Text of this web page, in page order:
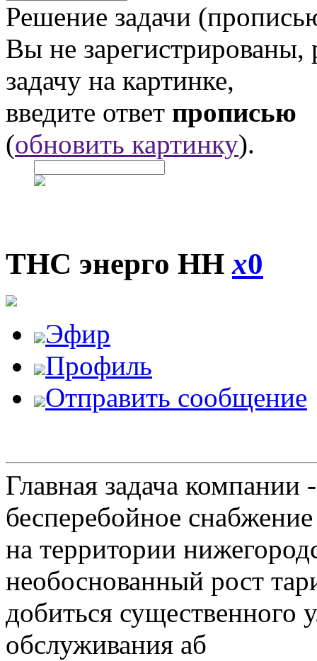
Решение задачи
Вы не
задачу на картинке,
введите ответ прописью
(обновить картинку).
ТНС энерго ННx0
Эфир
Профиль
Отправить сообщение
Главная задача
бесперебойное
на территории
необоснованный рост
добиться существенного
обслуживания аб